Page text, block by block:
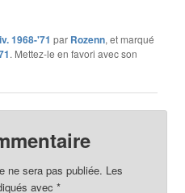
1968-'71 par Rozenn, et marqué
. Mettez-le en favori avec son
ne sera pas publiée. Les
avec*